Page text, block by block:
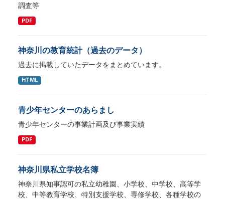
調査等
PDF
神奈川の教育統計（過去のデータ）
過去に掲載していたデータをまとめています。
HTML
青少年センターのあらまし
青少年センターの事業計画及び事業実績
PDF
神奈川県私立学校名簿
神奈川県知事認可の私立幼稚園、小学校、中学校、高等学
校、中等教育学校、特別支援学校、専修学校、各種学校の